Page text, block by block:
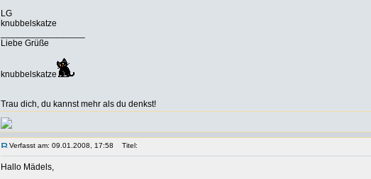
LG
knubbelskatze
Liebe Grüße
knubbelskatze
Trau dich, du kannst mehr als du denkst!
Verfasst am: 09.01.2008, 17:58 Titel:
Hallo Mädels,